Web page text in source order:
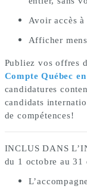
Avoir accès
Afficher
Publiez vos offres
Compte Québec
candidatures
candidats
de compétences!
INCLUS DANS
du 1 octobre au 31